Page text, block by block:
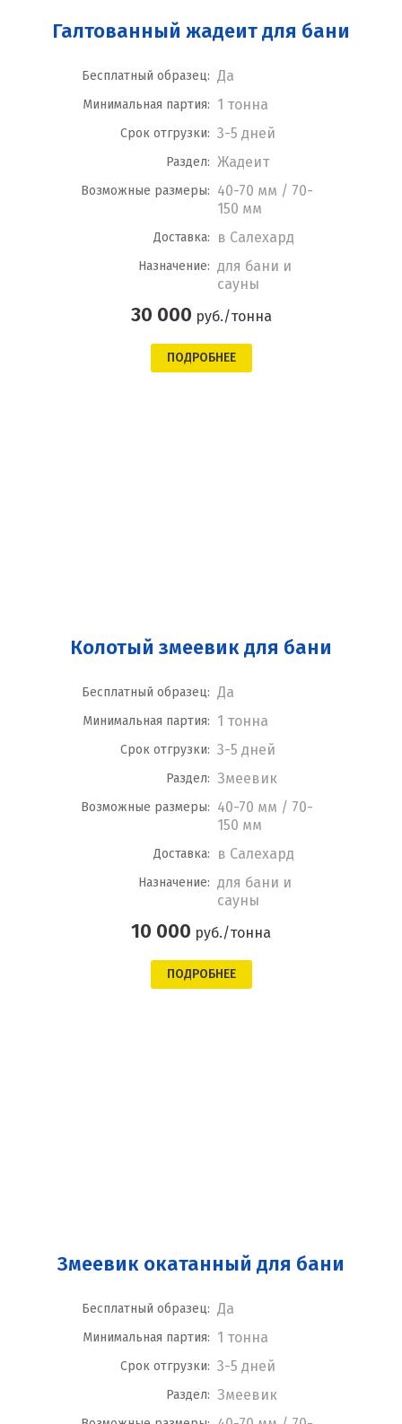
Галтованный жадеит для бани
Бесплатный образец: Да
Минимальная партия: 1 тонна
Срок отгрузки: 3-5 дней
Раздел: Жадеит
Возможные размеры: 40-70 мм / 70-
150 мм
Доставка: в Салехард
Назначение: для бани и
сауны
30 000 руб./тонна
ПОДРОБНЕЕ
Колотый змеевик для бани
Бесплатный образец: Да
Минимальная партия: 1 тонна
Срок отгрузки: 3-5 дней
Раздел: Змеевик
Возможные размеры: 40-70 мм / 70-
150 мм
Доставка: в Салехард
Назначение: для бани и
сауны
10 000 руб./тонна
ПОДРОБНЕЕ
Змеевик окатанный для бани
Бесплатный образец: Да
Минимальная партия: 1 тонна
Срок отгрузки: 3-5 дней
Раздел: Змеевик